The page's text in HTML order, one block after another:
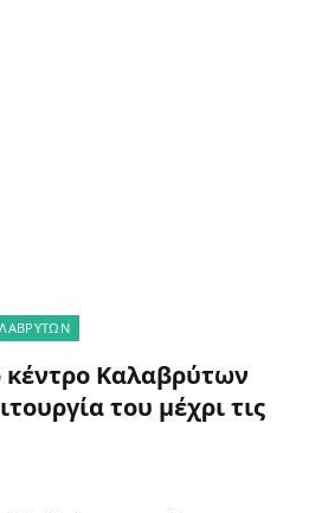
κέντρο Καλαβρύτων
του μέχρι τις